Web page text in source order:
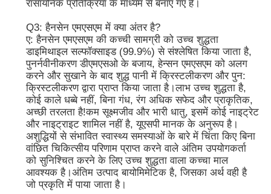
शुद्ध एमएसएम क्रिस्टल
रासायनिक प्रतिक्रिया के माध्यम से बनाए गए हैं।
Q3: हैनसेन एमएसएम में क्या अंतर है?
ए: हैनसेन एमएसएम की कच्ची सामग्री को उच्च शुद्धता
डाइमिथाइल सल्फॉक्साइड (99.9%) से संश्लेषित किया जाता है,
पुनर्नवीनीकरण डीएमएसओ के बजाय, हेन्सन एमएसएम को अलग
करने और सुखाने के बाद शुद्ध पानी में क्रिस्टलीकरण और पुन:
क्रिस्टलीकरण द्वारा प्राप्त किया जाता है।लाभ उच्च शुद्धता है,
कोई काले धब्बे नहीं, बिना गंध, रंग अधिक सफेद और प्राकृतिक,
अच्छी तरलता है!कम सूक्ष्मजीव और भारी धातु, इसमें कोई नाइट्रेट
और नाइट्राइट शामिल नहीं है, यूएसपी मानक के अनुरूप है।
अशुद्धियों से संभावित स्वास्थ्य समस्याओं के बारे में चिंता किए बिना
वांछित चिकित्सीय परिणाम प्राप्त करने वाले अंतिम उपयोगकर्ता
को सुनिश्चित करने के लिए उच्च शुद्धता वाला कच्चा माल
आवश्यक है।अंतिम उत्पाद बायोमिमेटिक है, जिसका अर्थ वही है
जो प्रकृति में पाया जाता है।